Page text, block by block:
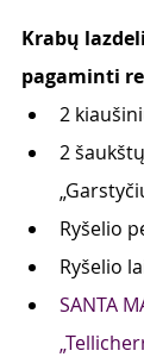
Krabų
pagaminti
2
2
Ryšelio
Ryšelio
SANTA